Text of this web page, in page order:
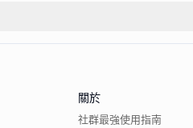
關於
社群最強使用指南